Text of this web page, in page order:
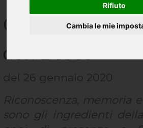
Rifiuto
Cambia le mie
Celebrare la
don Bosco
del 26 gennaio 2020
Riconoscenza, memoria
sono gli ingredienti